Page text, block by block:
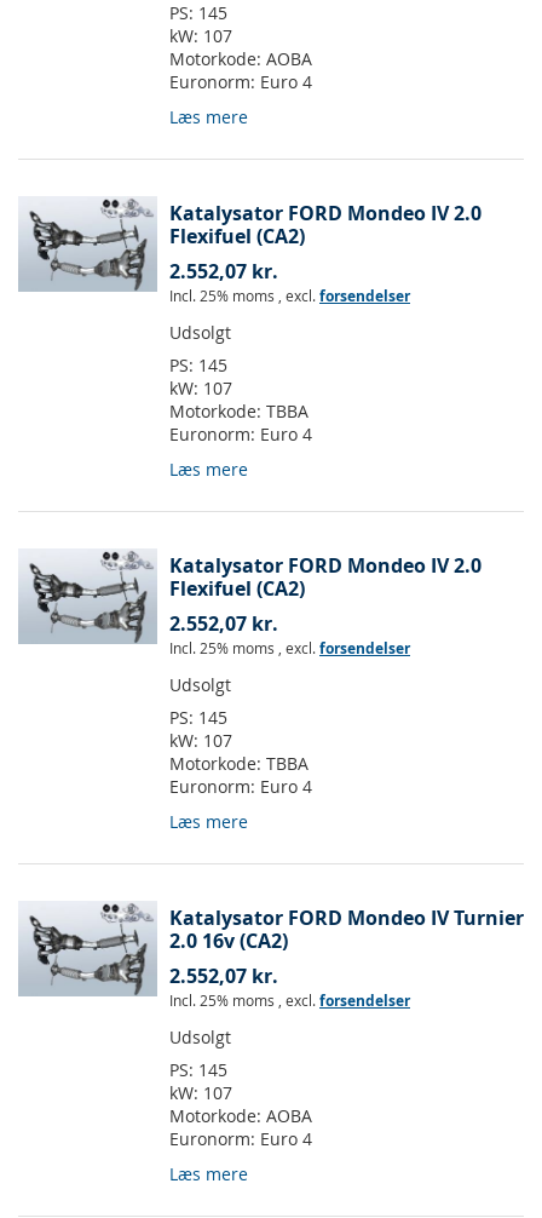
PS: 145
kW: 107
Motorkode: AOBA
Euronorm: Euro 4
Læs mere
Katalysator FORD Mondeo IV 2.0
Flexifuel (CA2)
2.552,07 kr.
Incl. 25% moms , excl.forsendelser
Udsolgt
PS: 145
kW: 107
Motorkode: TBBA
Euronorm: Euro 4
Læs mere
Katalysator FORD Mondeo IV 2.0
Flexifuel (CA2)
2.552,07 kr.
Incl. 25% moms , excl.forsendelser
Udsolgt
PS: 145
kW: 107
Motorkode: TBBA
Euronorm: Euro 4
Læs mere
Katalysator FORD Mondeo IV Turnier
2.0 16v (CA2)
2.552,07 kr.
Incl. 25% moms , excl.forsendelser
Udsolgt
PS: 145
kW: 107
Motorkode: AOBA
Euronorm: Euro 4
Læs mere